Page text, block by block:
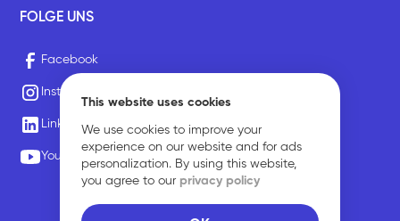
This website uses cookies
We use cookies to improve your
experience on our website and for ads
personalization. By using this website,
you agree to our privacy policy
FOLGE UNS
Facebook
Instagram
LinkedIn
Youtube